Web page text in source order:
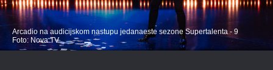
Arcadio na audicijskom nastupu jedanaeste sezone Supertalenta - 9
Foto: Nova TV